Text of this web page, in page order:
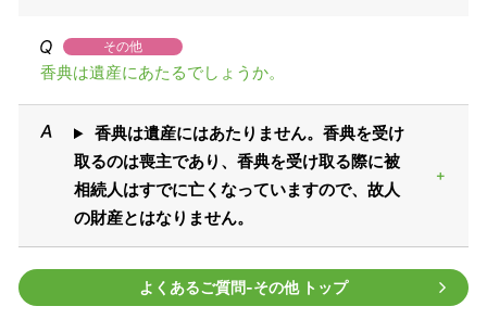
その他
香典は遺産にあたるでしょうか。
香典は遺産にはあたりません。香典を受け
取るのは喪主であり、香典を受け取る際に被
相続人はすでに亡くなっていますので、故人
の財産とはなりません。
よくあるご質問‐その他 トップ